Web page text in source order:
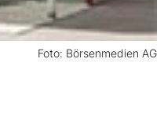
Foto: Börsenmedien AG